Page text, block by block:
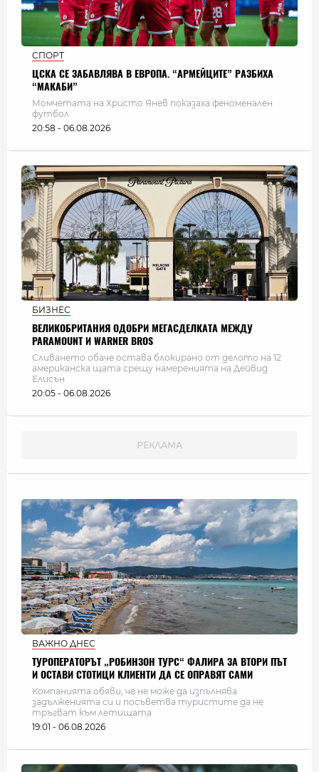
СПОРТ
ЦСКА СЕ ЗАБАВЛЯВА В ЕВРОПА. “АРМЕЙЦИТЕ” РАЗБИХА
“МАКАБИ”
Момчетата на Христо Янев показаха феноменален
футбол
20:58 - 06.08.2026
БИЗНЕС
ВЕЛИКОБРИТАНИЯ ОДОБРИ МЕГАСДЕЛКАТА МЕЖДУ
PARAMOUNT И WARNER BROS
Сливането обаче остава блокирано от делото на 12
американска щата срещу намеренията на Дейвид
Елисън
20:05 - 06.08.2026
ВАЖНО ДНЕС
ТУРОПЕРАТОРЪТ „РОБИНЗОН ТУРС“ ФАЛИРА ЗА ВТОРИ ПЪТ
И ОСТАВИ СТОТИЦИ КЛИЕНТИ ДА СЕ ОПРАВЯТ САМИ
Компанията обяви, че не може да изпълнява
задълженията си и посъветва туристите да не
тръгват към летищата
19:01 - 06.08.2026